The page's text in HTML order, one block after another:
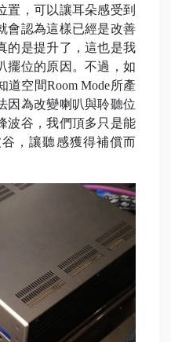
置，可以讓耳朵感受到
會認為這樣已經是改善
的是提升了，這也是我
擺位的原因。不過，如
空間Room Mode所產
因為改變喇叭與聆聽位
波谷，我們頂多只是能
，讓聽感獲得補償而